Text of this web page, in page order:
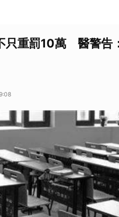
只重罰10萬 醫警告